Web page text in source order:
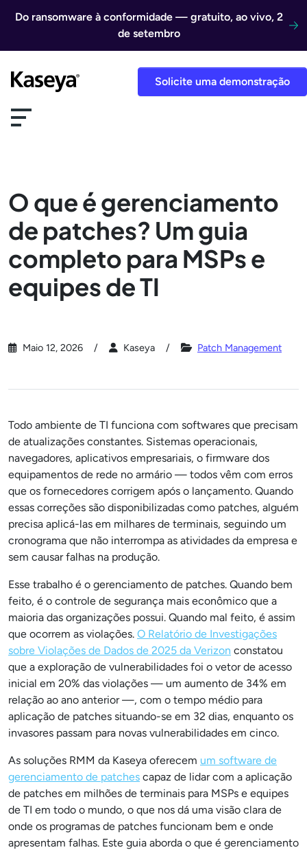
Do ransomware à conformidade — gratuito, ao vivo, 2
de setembro
Solicite uma demonstração
O que é gerenciamento
de patches? Um guia
completo para MSPs e
equipes de TI
Maio 12, 2026 Kaseya Patch Management
Todo ambiente de TI funciona com softwares que precisam
de atualizações constantes. Sistemas operacionais,
navegadores, aplicativos empresariais, o firmware dos
equipamentos de rede no armário — todos vêm com erros
que os fornecedores corrigem após o lançamento. Quando
essas correções são disponibilizadas como patches, alguém
precisa aplicá-las em milhares de terminais, seguindo um
cronograma que não interrompa as atividades da empresa e
sem causar falhas na produção.
Esse trabalho é o gerenciamento de patches. Quando bem
feito, é o controle de segurança mais econômico que a
maioria das organizações possui. Quando mal feito, é assim
que ocorrem as violações. O Relatório de Investigações
sobre Violações de Dados de 2025 da Verizon constatou
que a exploração de vulnerabilidades foi o vetor de acesso
inicial em 20% das violações — um aumento de 34% em
relação ao ano anterior —, com o tempo médio para
aplicação de patches situando-se em 32 dias, enquanto os
invasores passam para novas vulnerabilidades em cinco.
As soluções RMM da Kaseya oferecem um software de
gerenciamento de patches capaz de lidar com a aplicação
de patches em milhões de terminais para MSPs e equipes
de TI em todo o mundo, o que nos dá uma visão clara de
onde os programas de patches funcionam bem e onde
apresentam falhas. Este guia aborda o que é gerenciamento